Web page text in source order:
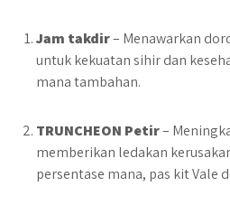
Jam takdir– Menawarkan
untuk kekuatan sihir dan
mana tambahan.
TRUNCHEON Petir–
memberikan ledakan
persentase mana, pas kit Vale